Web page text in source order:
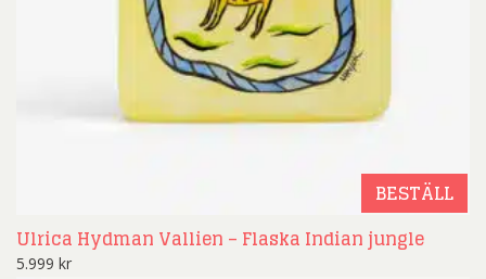
BESTÄLL
Ulrica Hydman Vallien – Flaska Indian jungle
5.999 kr